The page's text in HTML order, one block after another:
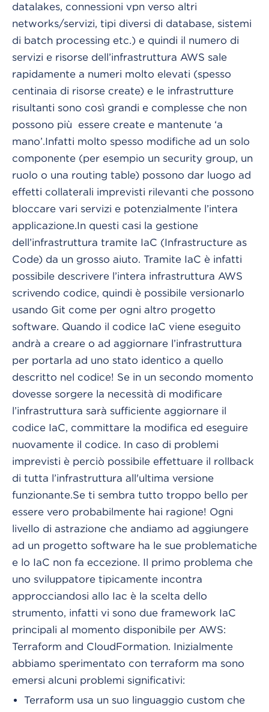
datalakes, connessioni vpn verso altri
networks/servizi, tipi diversi di database, sistemi
di batch processing etc.) e quindi il numero di
servizi e risorse dell’infrastruttura AWS sale
rapidamente a numeri molto elevati (spesso
centinaia di risorse create) e le infrastrutture
risultanti sono così grandi e complesse che non
possono più essere create e mantenute ‘a
mano’.Infatti molto spesso modifiche ad un solo
componente (per esempio un security group, un
ruolo o una routing table) possono dar luogo ad
effetti collaterali imprevisti rilevanti che possono
bloccare vari servizi e potenzialmente l’intera
applicazione.In questi casi la gestione
dell’infrastruttura tramite IaC (Infrastructure as
Code) da un grosso aiuto. Tramite IaC è infatti
possibile descrivere l’intera infrastruttura AWS
scrivendo codice, quindi è possibile versionarlo
usando Git come per ogni altro progetto
software. Quando il codice IaC viene eseguito
andrà a creare o ad aggiornare l’infrastruttura
per portarla ad uno stato identico a quello
descritto nel codice! Se in un secondo momento
dovesse sorgere la necessità di modificare
l’infrastruttura sarà sufficiente aggiornare il
codice IaC, committare la modifica ed eseguire
nuovamente il codice. In caso di problemi
imprevisti è perciò possibile effettuare il rollback
di tutta l’infrastruttura all'ultima versione
funzionante.Se ti sembra tutto troppo bello per
essere vero probabilmente hai ragione! Ogni
livello di astrazione che andiamo ad aggiungere
ad un progetto software ha le sue problematiche
e lo IaC non fa eccezione. Il primo problema che
uno sviluppatore tipicamente incontra
approcciandosi allo Iac è la scelta dello
strumento, infatti vi sono due framework IaC
principali al momento disponibile per AWS:
Terraform and CloudFormation. Inizialmente
abbiamo sperimentato con terraform ma sono
emersi alcuni problemi significativi:
Terraform usa un suo linguaggio custom che